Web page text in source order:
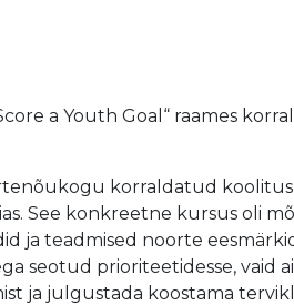
a Youth Goal“ raames
korraldatud
See konkreetne kursus oli
ja teadmised noorte
seotud prioriteetidesse, vaid
ja julgustada koostama